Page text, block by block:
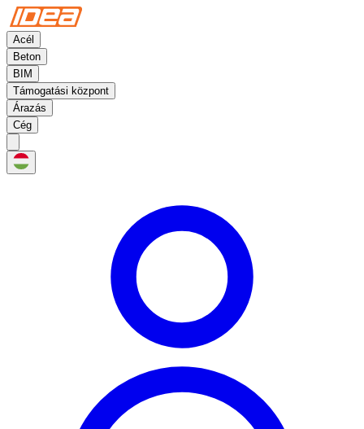
Acél
Beton
BIM
Támogatási központ
Árazás
Cég